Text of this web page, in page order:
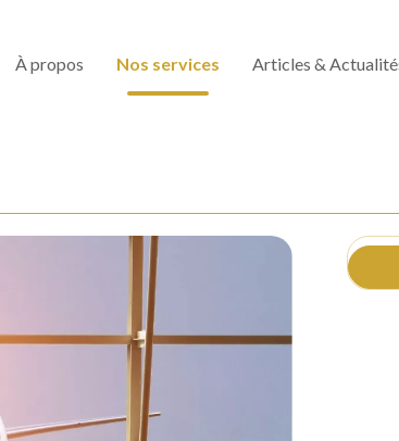
À propos Nos services Articles &